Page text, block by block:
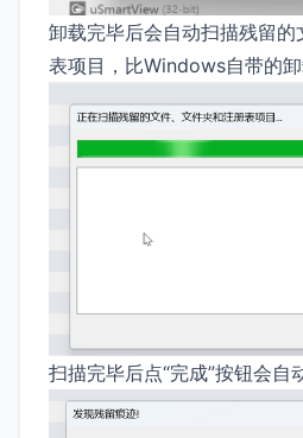
卸载完毕后会自动扫描残留
表项目，比Windows自带的卸
扫描完毕后点“完成”按钮会自